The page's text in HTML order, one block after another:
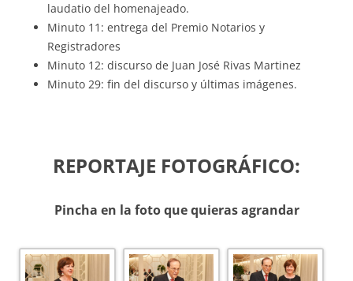
laudatio del homenajeado.
Minuto 11: entrega del Premio Notarios y
Registradores
Minuto 12: discurso de Juan José Rivas Martinez
Minuto 29: fin del discurso y últimas imágenes.
REPORTAJE FOTOGRÁFICO:
Pincha en la foto que quieras agrandar